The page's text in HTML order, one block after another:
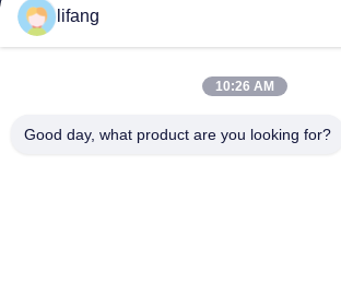
Fábrica
Fale Conosco
lifang
10:26 AM
Good day, what product are you looking for?